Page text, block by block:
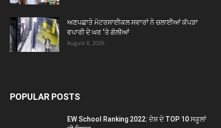
ਅਣਪਛਾਤੇ ਮੋਟਰਸਾਈਕਲ ਸਵਾਰਾਂ ਨੇ ਚਲਾਈਆਂ ਕੱਪੜਾ
ਵਪਾਰੀ ਦੇ ਘਰ ‘ਤੇ ਗੋਲੀਆਂ
August 8, 2026
POPULAR POSTS
EW School Ranking 2022: ਦੇਸ਼ ਦੇ TOP 10 ਸਕੂਲਾਂ